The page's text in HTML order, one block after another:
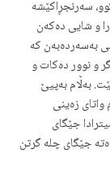
سەرنجڕاكێشە
و شایی دەكەن
بەسەردەبەن كە
و نوور دەكات و
بەڵام بەپیێ
زەینی
جێگای
جێگای چلە گرتن